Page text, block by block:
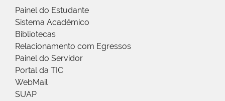
Painel do Estudante
Sistema Acadêmico
Bibliotecas
Relacionamento com Egressos
Painel do Servidor
Portal da TIC
WebMail
SUAP